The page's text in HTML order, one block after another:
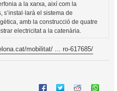
a la xarxa, així com la
s’instal·larà el sistema de
amb la construcció de quatre
electricitat a la catenària.
mobilitat/ ... ro-617685/